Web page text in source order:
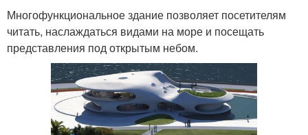
Многофункциональное здание позволяет посетителям
читать, наслаждаться видами на море и посещать
представления под открытым небом.